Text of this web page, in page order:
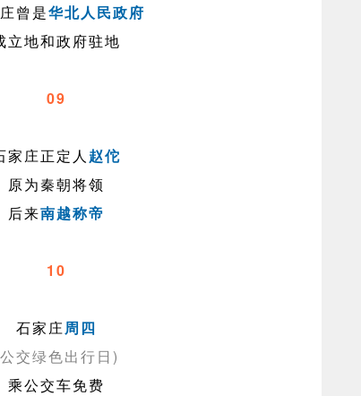
曾是华北人民政府
立地和政府驻地
09
家庄正定人 赵佗
原为秦朝将领
后来南越称帝
10
石家庄周四
交绿色出行日)
乘公交车免费